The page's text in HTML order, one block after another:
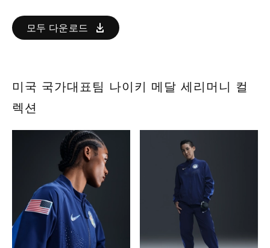
모두 다운로드
미국 국가대표팀 나이키 메달 세리머니 컬
렉션